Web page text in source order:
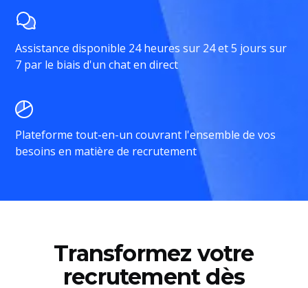
Assistance disponible 24 heures sur 24 et 5 jours sur
7 par le biais d'un chat en direct
Plateforme tout-en-un couvrant l'ensemble de vos
besoins en matière de recrutement
Transformez votre
recrutement dès